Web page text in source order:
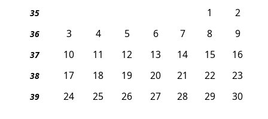
35 1 2
36 3 4 5 6 7 8 9
37 10 11 12 13 14 15 16
38 17 18 19 20 21 22 23
39 24 25 26 27 28 29 30